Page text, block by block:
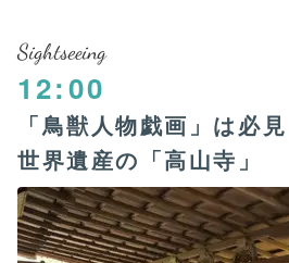
Sightseeing
12:00
「鳥獣人物戯画」は必見
世界遺産の「高山寺」